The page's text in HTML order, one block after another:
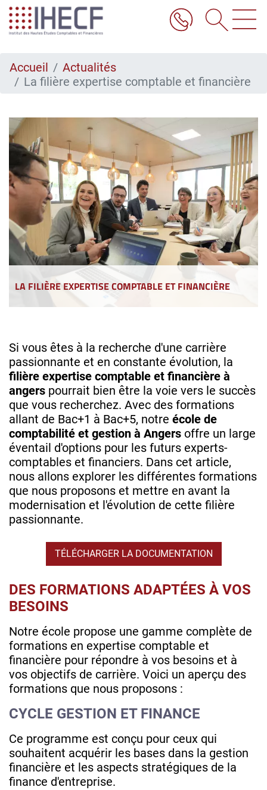
Aller
au
contenu
Accueil
Actualités
La filière expertise comptable et financière
LA FILIÈRE EXPERTISE COMPTABLE ET FINANCIÈRE
Si vous êtes à la recherche d'une carrière
passionnante et en constante évolution, la
filière expertise comptable et financière à
angers pourrait bien être la voie vers le succès
que vous recherchez. Avec des formations
allant de Bac+1 à Bac+5, notre école de
comptabilité et gestion à Angers offre un large
éventail d'options pour les futurs experts-
comptables et financiers. Dans cet article,
nous allons explorer les différentes formations
que nous proposons et mettre en avant la
modernisation et l'évolution de cette filière
passionnante.
TÉLÉCHARGER LA DOCUMENTATION
DES FORMATIONS ADAPTÉES À VOS
BESOINS
Notre école propose une gamme complète de
formations en expertise comptable et
financière pour répondre à vos besoins et à
vos objectifs de carrière. Voici un aperçu des
formations que nous proposons :
CYCLE GESTION ET FINANCE
Ce programme est conçu pour ceux qui
souhaitent acquérir les bases dans la gestion
financière et les aspects stratégiques de la
finance d'entreprise.